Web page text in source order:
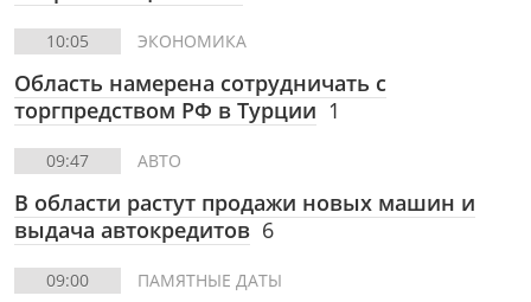
10:05 ЭКОНОМИКА
Область намерена сотрудничать с
торгпредством РФ в Турции 1
09:47 АВТО
В области растут продажи новых машин и
выдача автокредитов 6
09:00 ПАМЯТНЫЕ ДАТЫ